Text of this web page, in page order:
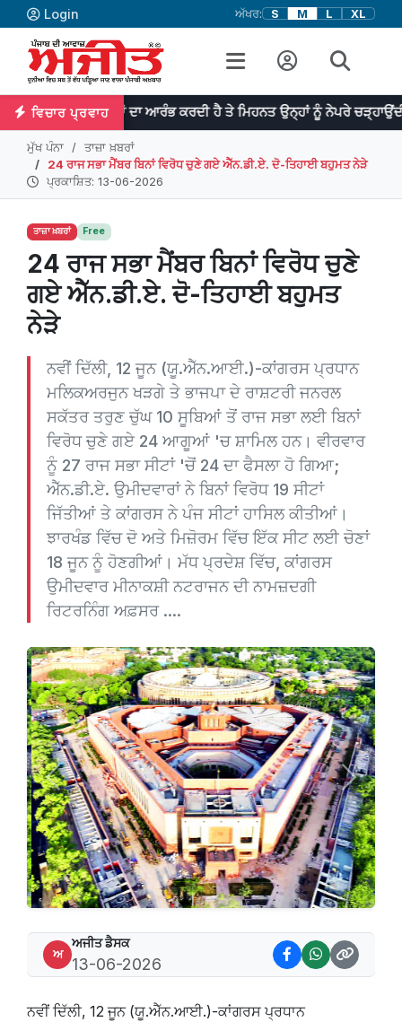
Login ਅੱਖਰ: S M L XL
ਵਿਚਾਰ ਪ੍ਰਵਾਹ
ਕੰਮਾਂ ਦਾ ਆਰੰਭ ਕਰਦੀ ਹੈ ਤੇ ਮਿਹਨਤ ਉਨ੍ਹਾਂ ਨੂੰ ਨੇਪਰੇ ਚੜ੍ਹਾਉਂਦੀ ਹੈ | ¸ਡਾ:
ਮੁੱਖ ਪੰਨਾ
ਤਾਜ਼ਾ ਖ਼ਬਰਾਂ
24 ਰਾਜ ਸਭਾ ਮੈਂਬਰ ਬਿਨਾਂ ਵਿਰੋਧ ਚੁਣੇ ਗਏ ਐੱਨ.ਡੀ.ਏ. ਦੋ-ਤਿਹਾਈ ਬਹੁਮਤ ਨੇੜੇ
ਪ੍ਰਕਾਸ਼ਿਤ: 13-06-2026
ਤਾਜ਼ਾ ਖ਼ਬਰਾਂ Free
24 ਰਾਜ ਸਭਾ ਮੈਂਬਰ ਬਿਨਾਂ ਵਿਰੋਧ ਚੁਣੇ
ਗਏ ਐੱਨ.ਡੀ.ਏ. ਦੋ-ਤਿਹਾਈ ਬਹੁਮਤ
ਨੇੜੇ
ਨਵੀਂ ਦਿੱਲੀ, 12 ਜੂਨ (ਯੂ.ਐੱਨ.ਆਈ.)-ਕਾਂਗਰਸ ਪ੍ਰਧਾਨ
ਮਲਿਕਅਰਜੁਨ ਖੜਗੇ ਤੇ ਭਾਜਪਾ ਦੇ ਰਾਸ਼ਟਰੀ ਜਨਰਲ
ਸਕੱਤਰ ਤਰੁਣ ਚੁੱਘ 10 ਸੂਬਿਆਂ ਤੋਂ ਰਾਜ ਸਭਾ ਲਈ ਬਿਨਾਂ
ਵਿਰੋਧ ਚੁਣੇ ਗਏ 24 ਆਗੂਆਂ 'ਚ ਸ਼ਾਮਿਲ ਹਨ। ਵੀਰਵਾਰ
ਨੂੰ 27 ਰਾਜ ਸਭਾ ਸੀਟਾਂ 'ਚੋਂ 24 ਦਾ ਫੈਸਲਾ ਹੋ ਗਿਆ;
ਐੱਨ.ਡੀ.ਏ. ਉਮੀਦਵਾਰਾਂ ਨੇ ਬਿਨਾਂ ਵਿਰੋਧ 19 ਸੀਟਾਂ
ਜਿੱਤੀਆਂ ਤੇ ਕਾਂਗਰਸ ਨੇ ਪੰਜ ਸੀਟਾਂ ਹਾਸਿਲ ਕੀਤੀਆਂ।
ਝਾਰਖੰਡ ਵਿੱਚ ਦੋ ਅਤੇ ਮਿਜ਼ੋਰਮ ਵਿੱਚ ਇੱਕ ਸੀਟ ਲਈ ਚੋਣਾਂ
18 ਜੂਨ ਨੂੰ ਹੋਣਗੀਆਂ। ਮੱਧ ਪ੍ਰਦੇਸ਼ ਵਿੱਚ, ਕਾਂਗਰਸ
ਉਮੀਦਵਾਰ ਮੀਨਾਕਸ਼ੀ ਨਟਰਾਜਨ ਦੀ ਨਾਮਜ਼ਦਗੀ
ਰਿਟਰਨਿੰਗ ਅਫ਼ਸਰ ....
Previous Next
ਅ
ਅਜੀਤ ਡੈਸਕ
13-06-2026
ਨਵੀਂ ਦਿੱਲੀ, 12 ਜੂਨ (ਯੂ.ਐੱਨ.ਆਈ.)-ਕਾਂਗਰਸ ਪ੍ਰਧਾਨ